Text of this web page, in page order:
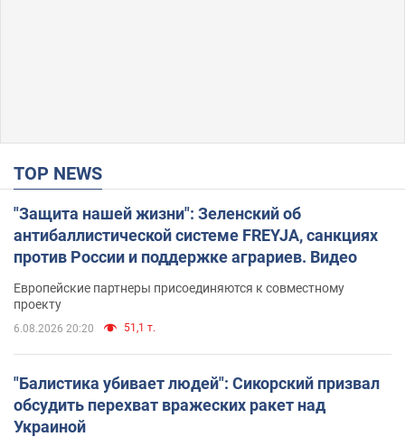
TOP NEWS
"Защита нашей жизни": Зеленский об
антибаллистической системе FREYJA, санкциях
против России и поддержке аграриев. Видео
Европейские партнеры присоединяются к совместному
проекту
6.08.2026 20:20 51,1 т.
"Балистика убивает людей": Сикорский призвал
обсудить перехват вражеских ракет над
Украиной